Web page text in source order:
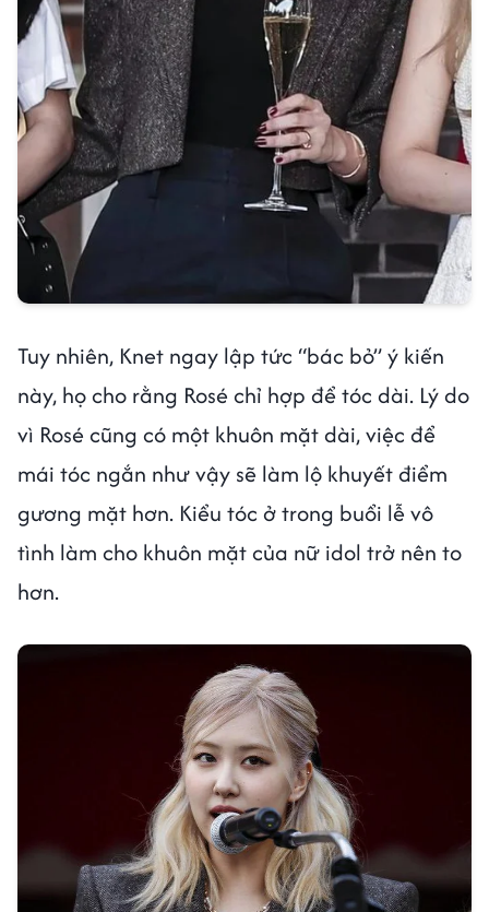
Tuy nhiên, Knet ngay lập tức “bác bỏ” ý kiến
này, họ cho rằng Rosé chỉ hợp để tóc dài. Lý do
vì Rosé cũng có một khuôn mặt dài, việc để
mái tóc ngắn như vậy sẽ làm lộ khuyết điểm
gương mặt hơn. Kiểu tóc ở trong buổi lễ vô
tình làm cho khuôn mặt của nữ idol trở nên to
hơn.